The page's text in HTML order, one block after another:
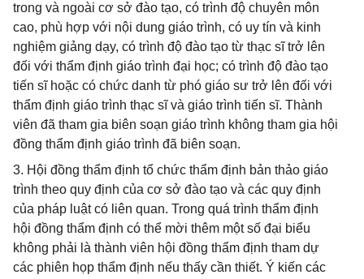
trong và ngoài cơ sở đào tạo, có trình độ chuyên môn
cao, phù hợp với nội dung giáo trình, có uy tín và kinh
nghiệm giảng dạy, có trình độ đào tạo từ thạc sĩ trở lên
đối với thẩm định giáo trình đại học; có trình độ đào tạo
tiến sĩ hoặc có chức danh từ phó giáo sư trở lên đối với
thẩm định giáo trình thạc sĩ và giáo trình tiến sĩ. Thành
viên đã tham gia biên soạn giáo trình không tham gia hội
đồng thẩm định giáo trình đã biên soạn.
3. Hội đồng thẩm định tổ chức thẩm định bản thảo giáo
trình theo quy định của cơ sở đào tạo và các quy định
của pháp luật có liên quan. Trong quá trình thẩm định
hội đồng thẩm định có thể mời thêm một số đại biểu
không phải là thành viên hội đồng thẩm định tham dự
các phiên họp thẩm định nếu thấy cần thiết. Ý kiến các